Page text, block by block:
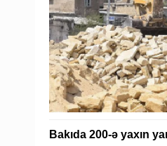
Bakıda 200-ə yaxın